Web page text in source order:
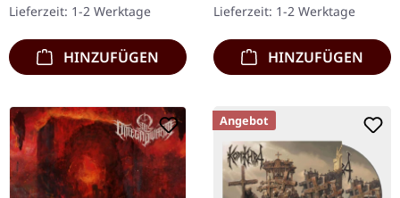
Titanen Ahab 2020…
Lieferzeit: 1-2 Werktage
HINZUFÜGEN
Booklet. Aus…
Lieferzeit: 1-2 Werktage
HINZUFÜGEN
Angebot